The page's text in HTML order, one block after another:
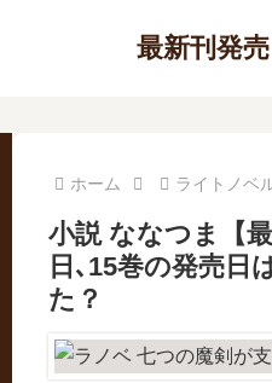
最新刊発
ホーム ライトノベ
小説 ななつま【
日､15巻の発売日
た？